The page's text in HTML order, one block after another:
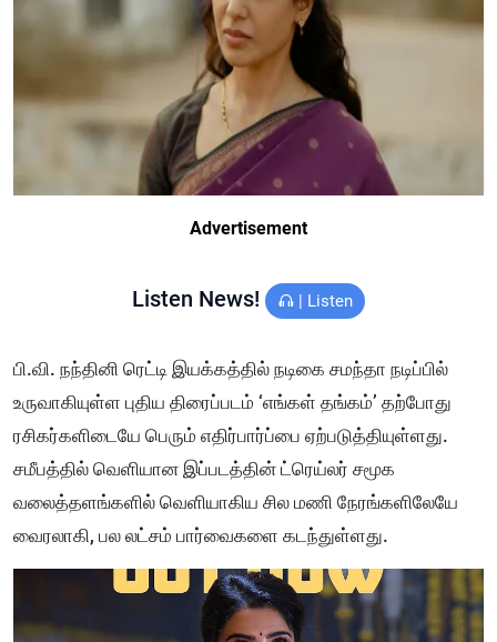
Advertisement
Listen News! | Listen
பி.வி. நந்தினி ரெட்டி இயக்கத்தில் நடிகை சமந்தா நடிப்பில்
உருவாகியுள்ள புதிய திரைப்படம் ‘எங்கள் தங்கம்’ தற்போது
ரசிகர்களிடையே பெரும் எதிர்பார்ப்பை ஏற்படுத்தியுள்ளது.
சமீபத்தில் வெளியான இப்படத்தின் ட்ரெய்லர் சமூக
வலைத்தளங்களில் வெளியாகிய சில மணி நேரங்களிலேயே
வைரலாகி, பல லட்சம் பார்வைகளை கடந்துள்ளது.